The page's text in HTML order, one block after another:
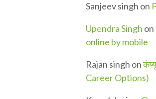
Sanjeev singh on
Upendra Singh on
online by mobile
Rajan singh on
Career Options)